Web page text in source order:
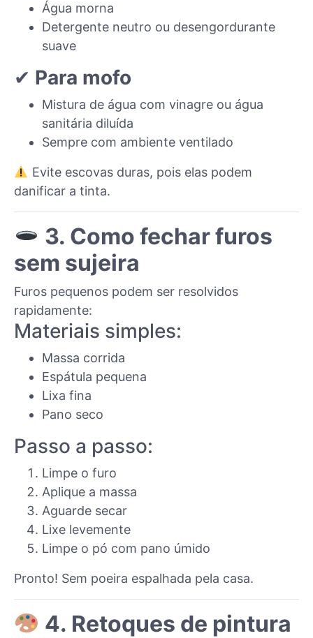
Água morna
Detergente neutro ou desengordurante
suave
✔ Para mofo
Mistura de água com vinagre ou água
sanitária diluída
Sempre com ambiente ventilado
Evite escovas duras, pois elas podem
danificar a tinta.
3. Como fechar furos
sem sujeira
Furos pequenos podem ser resolvidos
rapidamente:
Materiais simples:
Massa corrida
Espátula pequena
Lixa fina
Pano seco
Passo a passo:
Limpe o furo
Aplique a massa
Aguarde secar
Lixe levemente
Limpe o pó com pano úmido
Pronto! Sem poeira espalhada pela casa.
4. Retoques de pintura